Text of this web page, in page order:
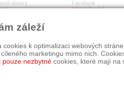
dotazy
Facebook
Výkup šperků
2003-2026 STUDIO 1809, s.r.o.
záleží
k optimalizaci webových
marketingu mimo nich.
pouze nezbytné cookies, které mají na